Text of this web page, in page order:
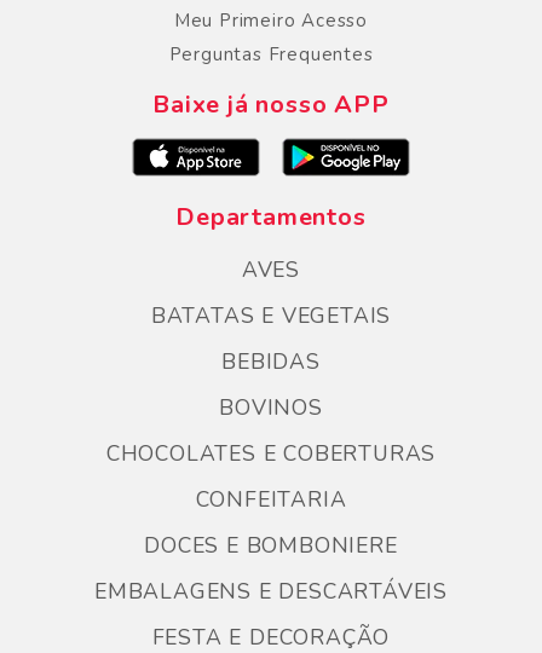
Meu Primeiro Acesso
Perguntas Frequentes
Baixe já nosso APP
Departamentos
AVES
BATATAS E VEGETAIS
BEBIDAS
BOVINOS
CHOCOLATES E COBERTURAS
CONFEITARIA
DOCES E BOMBONIERE
EMBALAGENS E DESCARTÁVEIS
FESTA E DECORAÇÃO